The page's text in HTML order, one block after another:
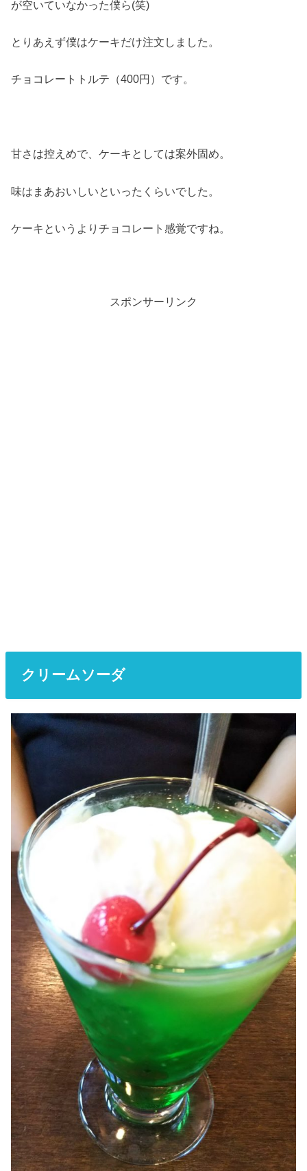
が空いていなかった僕ら(笑)
とりあえず僕はケーキだけ注文しました。
チョコレートトルテ（400円）です。
甘さは控えめで、ケーキとしては案外固め。
味はまあおいしいといったくらいでした。
ケーキというよりチョコレート感覚ですね。
スポンサーリンク
クリームソーダ